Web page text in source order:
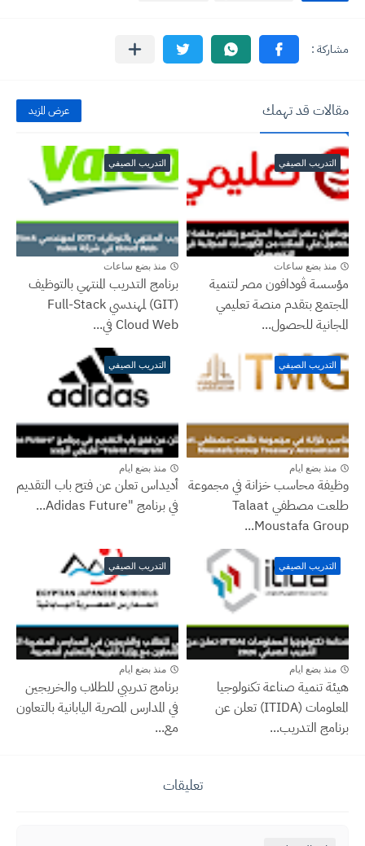
مقالات قد تهمك عرض المزيد
التدريب الصيفي
منذ بضع ساعات
مؤسسة ڤودافون مصر لتنمية
المجتمع بتقدم منصة تعليمي
المجانية للحصول...
التدريب الصيفي
منذ بضع ساعات
برنامج التدريب المنتهي بالتوظيف
(GIT) لمهندسي Full-Stack
Cloud Web في...
التدريب الصيفي
منذ بضع ايام
وظيفة محاسب خزانة في مجموعة
طلعت مصطفي Talaat
Moustafa Group...
التدريب الصيفي
منذ بضع ايام
أديداس تعلن عن فتح باب التقديم
في برنامج "Adidas Future...
التدريب الصيفي
منذ بضع ايام
هيئة تنمية صناعة تكنولوجيا
المعلومات (ITIDA) تعلن عن
برنامج التدريب...
التدريب الصيفي
منذ بضع ايام
برنامج تدريبي للطلاب والخريجين
في المدارس المصرية اليابانية بالتعاون
مع...
تعليقات